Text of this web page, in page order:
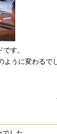
す。
うに変わるで